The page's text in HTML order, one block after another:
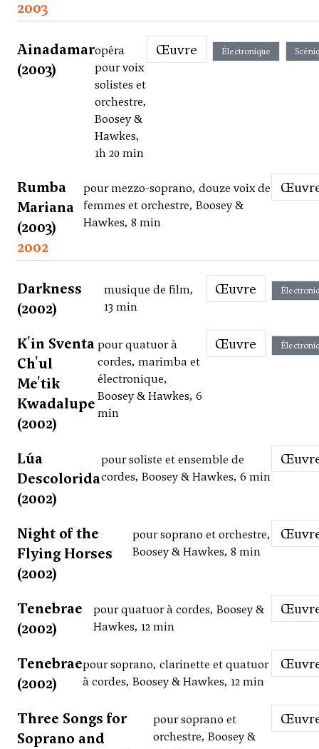
2003
Ainadamar
(2003)
opéra
pour voix
solistes et
orchestre,
Boosey &
Hawkes,
1h 20 min
Œuvre Électronique
Rumba
Mariana
(2003)
pour mezzo-soprano, douze voix de
femmes et orchestre, Boosey &
Hawkes, 8 min
2002
Darkness
(2002)
musique de film,
13 min
Œuvre
K'in Sventa
Ch'ul
Me'tik
Kwadalupe
(2002)
pour quatuor à
cordes, marimba et
électronique,
Boosey & Hawkes, 6
min
Œuvre
Lúa
Descolorida
(2002)
pour soliste et ensemble de
cordes, Boosey & Hawkes, 6 min
Night of the
Flying Horses
(2002)
pour soprano et orchestre,
Boosey & Hawkes, 8 min
Tenebrae
(2002)
pour quatuor à cordes, Boosey &
Hawkes, 12 min
Tenebrae
(2002)
pour soprano, clarinette et quatuor
à cordes, Boosey & Hawkes, 12 min
Three Songs for
Soprano and
pour soprano et
orchestre, Boosey &